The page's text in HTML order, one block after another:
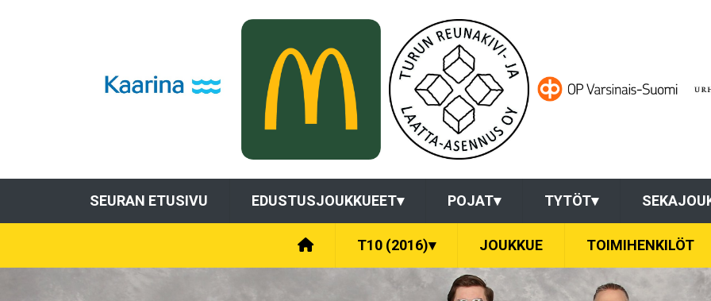
SEURAN ETUSIVU EDUSTUSJOUKKUEET▾ POJAT▾ TYTÖT▾
T10 (2016)▾ JOUKKUE TOIMIHENKILÖT